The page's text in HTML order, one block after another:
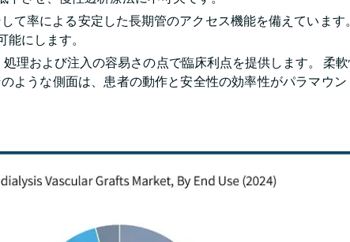
て率による安定した長期管のアクセス機能を備えていま
にします。
理および注入の容易さの点で臨床利点を提供します。 柔軟
ような側面は、患者の動作と安全性の効率性がパラマウ